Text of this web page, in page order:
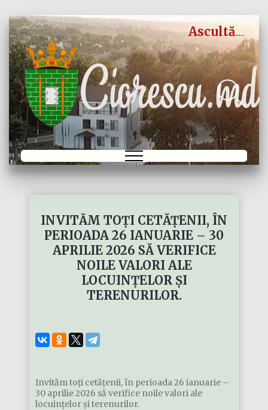
Ascultă
INVITĂM TOȚI CETĂȚENII, ÎN
PERIOADA 26 IANUARIE – 30
APRILIE 2026 SĂ VERIFICE
NOILE VALORI ALE
LOCUINȚELOR ȘI
TERENURILOR.
Invităm toți cetățenii, în perioada 26 ianuarie –
30 aprilie 2026 să verifice noile valori ale
locuințelor și terenurilor.